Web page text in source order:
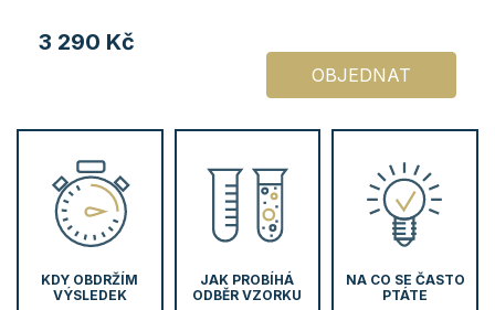
3 290 Kč
OBJEDNAT
KDY OBDRŽÍM
VÝSLEDEK
JAK PROBÍHÁ
ODBĚR VZORKU
NA CO SE ČASTO
PTÁTE